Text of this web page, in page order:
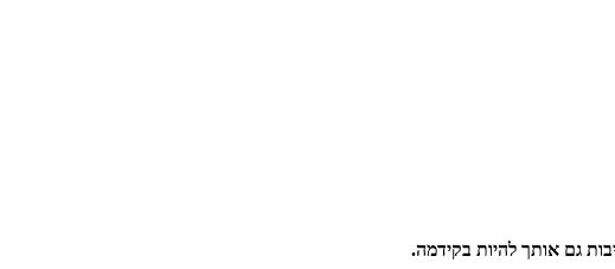
גם אותך להיות בקידמה.